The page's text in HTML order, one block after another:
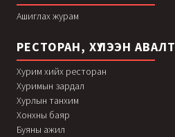
Ашиглах журам
РЕСТОРАН, ХҮЛЭЭН АВАЛТ
Хурим хийх ресторан
Хуримын зардал
Хурлын танхим
Хонхны баяр
Буяны ажил